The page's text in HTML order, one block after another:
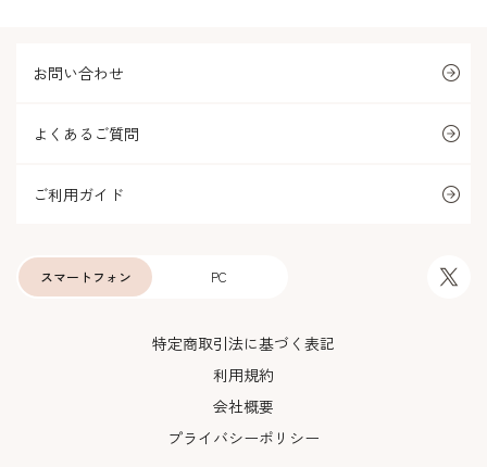
お問い合わせ
よくあるご質問
ご利用ガイド
PC
スマートフォン
特定商取引法に基づく表記
利用規約
会社概要
プライバシーポリシー